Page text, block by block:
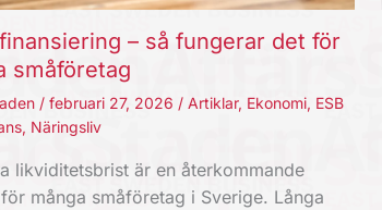
– så fungerar det för
småföretag
/ februari 27, 2026 / Artiklar, Ekonomi, ESB
, Näringsliv
likviditetsbrist är en återkommande
många småföretag i Sverige. Långa